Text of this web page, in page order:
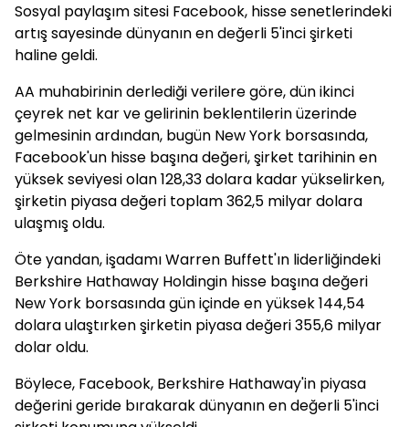
Sosyal paylaşım sitesi Facebook, hisse senetlerindeki
artış sayesinde dünyanın en değerli 5'inci şirketi
haline geldi.
AA muhabirinin derlediği verilere göre, dün ikinci
çeyrek net kar ve gelirinin beklentilerin üzerinde
gelmesinin ardından, bugün New York borsasında,
Facebook'un hisse başına değeri, şirket tarihinin en
yüksek seviyesi olan 128,33 dolara kadar yükselirken,
şirketin piyasa değeri toplam 362,5 milyar dolara
ulaşmış oldu.
Öte yandan, işadamı Warren Buffett'ın liderliğindeki
Berkshire Hathaway Holdingin hisse başına değeri
New York borsasında gün içinde en yüksek 144,54
dolara ulaştırken şirketin piyasa değeri 355,6 milyar
dolar oldu.
Böylece, Facebook, Berkshire Hathaway'in piyasa
değerini geride bırakarak dünyanın en değerli 5'inci